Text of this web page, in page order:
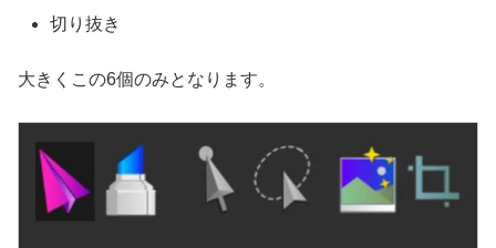
切り抜き
大きくこの6個のみとなります。